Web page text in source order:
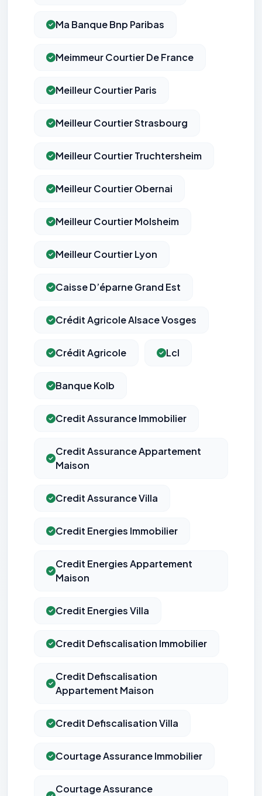
Ma Banque Bnp Paribas
Meimmeur Courtier De France
Meilleur Courtier Paris
Meilleur Courtier Strasbourg
Meilleur Courtier Truchtersheim
Meilleur Courtier Obernai
Meilleur Courtier Molsheim
Meilleur Courtier Lyon
Caisse D’éparne Grand Est
Crédit Agricole Alsace Vosges
Crédit Agricole Lcl
Banque Kolb
Credit Assurance Immobilier
Credit Assurance Appartement
Maison
Credit Assurance Villa
Credit Energies Immobilier
Credit Energies Appartement
Maison
Credit Energies Villa
Credit Defiscalisation Immobilier
Credit Defiscalisation
Appartement Maison
Credit Defiscalisation Villa
Courtage Assurance Immobilier
Courtage Assurance